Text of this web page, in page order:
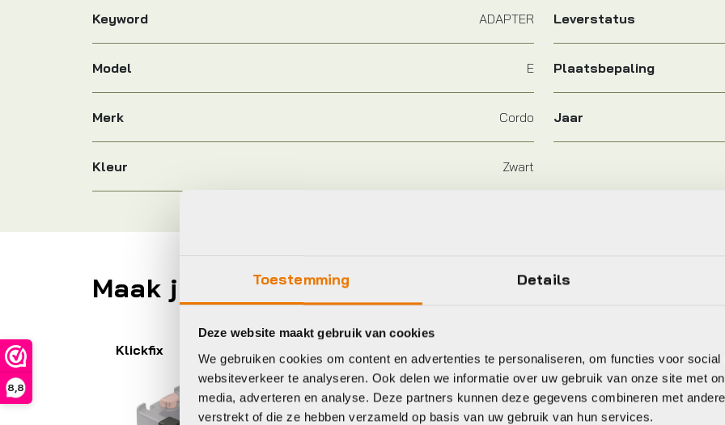
Toestemming Details
Deze website maakt gebruik van cookies
We gebruiken cookies om content en advertenties te personaliseren, om functies voor social
websiteverkeer te analyseren. Ook delen we informatie over uw gebruik van onze site met
media, adverteren en analyse. Deze partners kunnen deze gegevens combineren met
verstrekt of die ze hebben verzameld op basis van uw gebruik van hun services.
8,8
Keyword ADAPTER Leverstatus
Model E Plaatsbepaling
Merk Cordo Jaar
Kleur Zwart
Maak je fiets compleet
Klickfix